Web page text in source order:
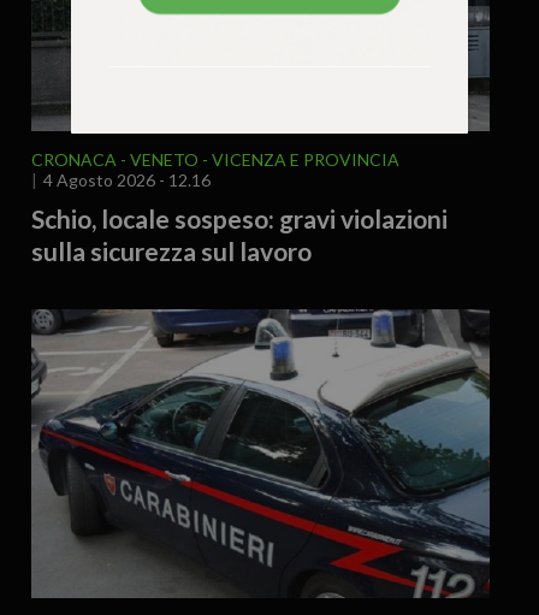
CRONACA VENETO
VICENZA E PROVINCIA
4 Agosto 2026 - 12.16
Schio, locale sospeso: gravi violazioni
sulla sicurezza sul lavoro